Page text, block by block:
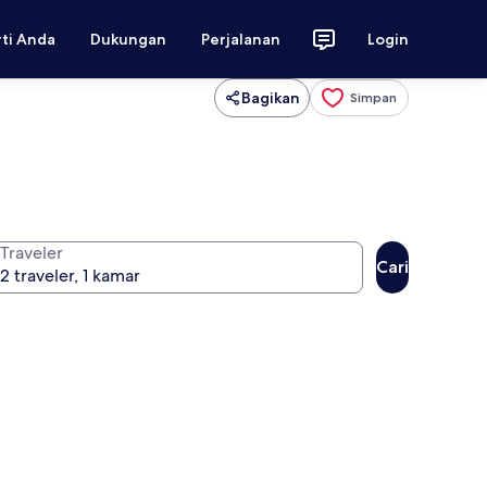
Anda Dukungan Perjalanan Login
Bagikan Simpan
Traveler
Cari